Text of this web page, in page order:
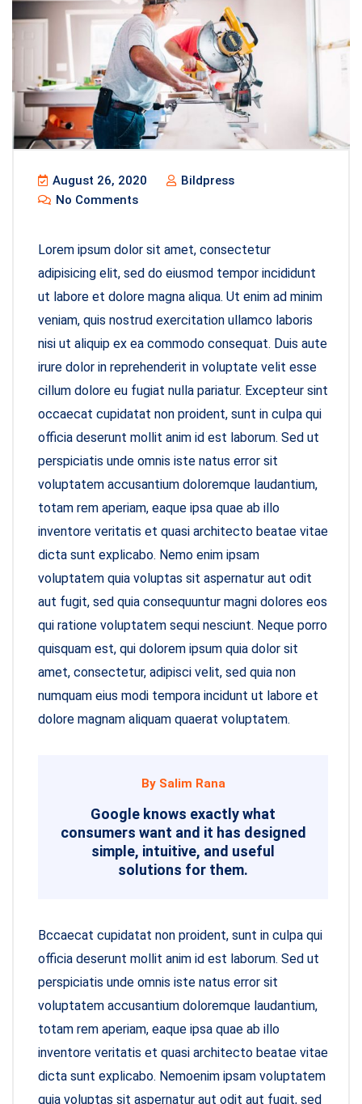
August 26, 2020
Bildpress
No Comments
Lorem ipsum dolor sit amet, consectetur
adipisicing elit, sed do eiusmod tempor incididunt
ut labore et dolore magna aliqua. Ut enim ad minim
veniam, quis nostrud exercitation ullamco laboris
nisi ut aliquip ex ea commodo consequat. Duis aute
irure dolor in reprehenderit in voluptate velit esse
cillum dolore eu fugiat nulla pariatur. Excepteur sint
occaecat cupidatat non proident, sunt in culpa qui
officia deserunt mollit anim id est laborum. Sed ut
perspiciatis unde omnis iste natus error sit
voluptatem accusantium doloremque laudantium,
totam rem aperiam, eaque ipsa quae ab illo
inventore veritatis et quasi architecto beatae vitae
dicta sunt explicabo. Nemo enim ipsam
voluptatem quia voluptas sit aspernatur aut odit
aut fugit, sed quia consequuntur magni dolores eos
qui ratione voluptatem sequi nesciunt. Neque porro
quisquam est, qui dolorem ipsum quia dolor sit
amet, consectetur, adipisci velit, sed quia non
numquam eius modi tempora incidunt ut labore et
dolore magnam aliquam quaerat voluptatem.
By Salim Rana
Google knows exactly what
consumers want and it has designed
simple, intuitive, and useful
solutions for them.
Bccaecat cupidatat non proident, sunt in culpa qui
officia deserunt mollit anim id est laborum. Sed ut
perspiciatis unde omnis iste natus error sit
voluptatem accusantium doloremque laudantium,
totam rem aperiam, eaque ipsa quae ab illo
inventore veritatis et quasi architecto beatae vitae
dicta sunt explicabo. Nemoenim ipsam voluptatem
quia voluptas sit aspernatur aut odit aut fugit, sed